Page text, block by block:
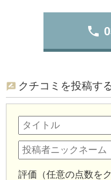
phone
クチコミを投稿す
評価（任意の点数をク